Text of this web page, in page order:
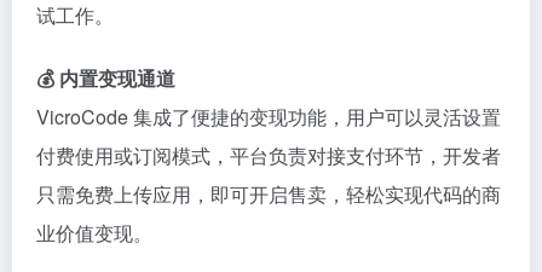
试工作。
💰 内置变现通道
VicroCode 集成了便捷的变现功能，用户可以灵活设置
付费使用或订阅模式，平台负责对接支付环节，开发者
只需免费上传应用，即可开启售卖，轻松实现代码的商
业价值变现。